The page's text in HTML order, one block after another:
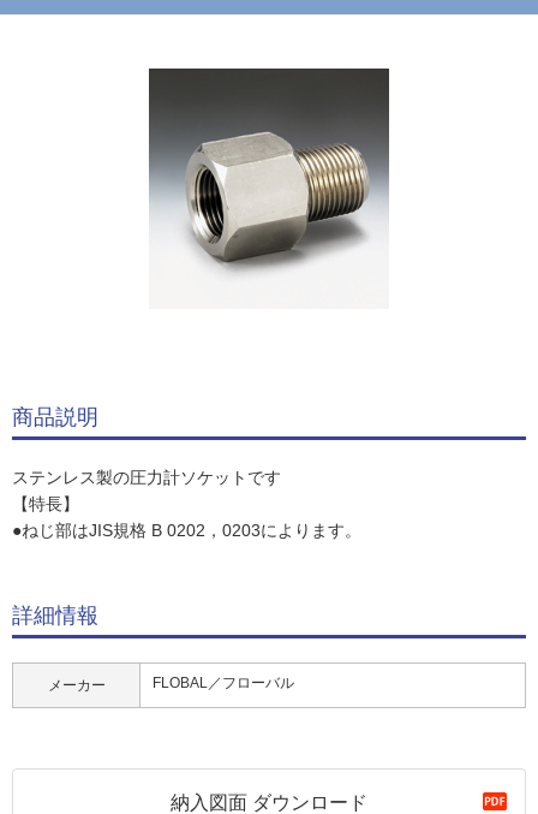
商品説明
ステンレス製の圧力計ソケットです
【特長】
●ねじ部はJIS規格 B 0202，0203によります。
詳細情報
メーカー FLOBAL／フローバル
納入図面 ダウンロード